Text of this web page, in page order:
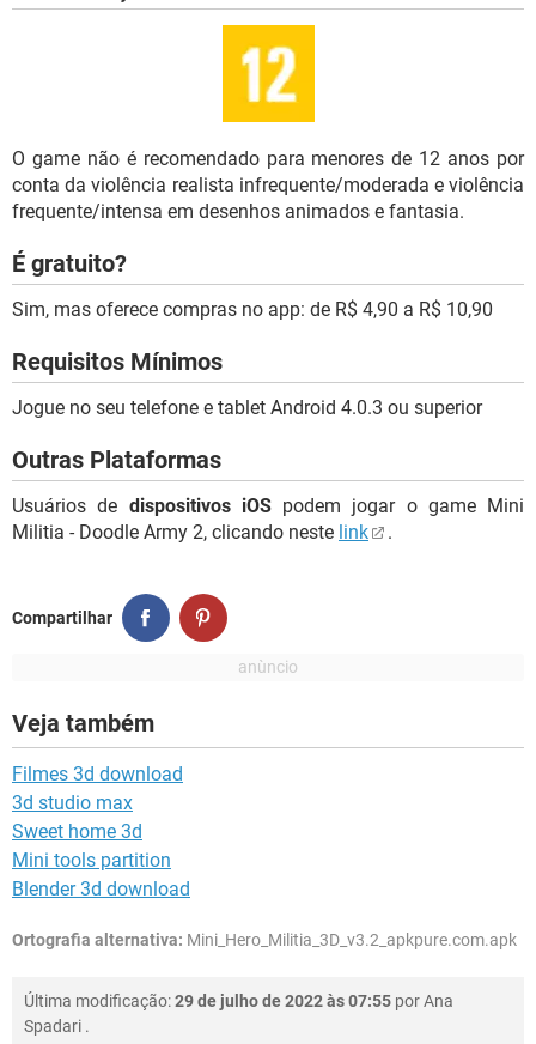
O game não é recomendado para menores de 12 anos por
conta da violência realista infrequente/moderada e violência
frequente/intensa em desenhos animados e fantasia.
É gratuito?
Sim, mas oferece compras no app: de R$ 4,90 a R$ 10,90
Requisitos Mínimos
Jogue no seu telefone e tablet Android 4.0.3 ou superior
Outras Plataformas
Usuários de dispositivos iOSpodem jogar o game Mini
Militia - Doodle Army 2, clicando neste link .
Compartilhar
Veja também
Filmes 3d download
3d studio max
Sweet home 3d
Mini tools partition
Blender 3d download
Ortografia alternativa: Mini_Hero_Militia_3D_v3.2_apkpure.com.apk
Última modificação:29 de julho de 2022 às 07:55 porAna
Spadari .